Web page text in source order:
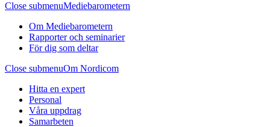
Close submenuMediebarometern
Om Mediebarometern
Rapporter och seminarier
För dig som deltar
Close submenuOm Nordicom
Hitta en expert
Personal
Våra uppdrag
Samarbeten